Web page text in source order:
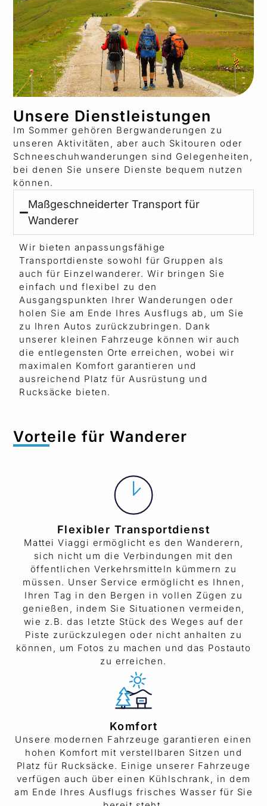
Unsere Dienstleistungen
Im Sommer gehören Bergwanderungen zu
unseren Aktivitäten, aber auch Skitouren oder
Schneeschuhwanderungen sind Gelegenheiten,
bei denen Sie unsere Dienste bequem nutzen
können.
Maßgeschneiderter Transport für
Wanderer
Wir bieten anpassungsfähige
Transportdienste sowohl für Gruppen als
auch für Einzelwanderer. Wir bringen Sie
einfach und flexibel zu den
Ausgangspunkten Ihrer Wanderungen oder
holen Sie am Ende Ihres Ausflugs ab, um Sie
zu Ihren Autos zurückzubringen. Dank
unserer kleinen Fahrzeuge können wir auch
die entlegensten Orte erreichen, wobei wir
maximalen Komfort garantieren und
ausreichend Platz für Ausrüstung und
Rucksäcke bieten.
Vorteile für Wanderer
Flexibler Transportdienst
Mattei Viaggi ermöglicht es den Wanderern,
sich nicht um die Verbindungen mit den
öffentlichen Verkehrsmitteln kümmern zu
müssen. Unser Service ermöglicht es Ihnen,
Ihren Tag in den Bergen in vollen Zügen zu
genießen, indem Sie Situationen vermeiden,
wie z.B. das letzte Stück des Weges auf der
Piste zurückzulegen oder nicht anhalten zu
können, um Fotos zu machen und das Postauto
zu erreichen.
Komfort
Unsere modernen Fahrzeuge garantieren einen
hohen Komfort mit verstellbaren Sitzen und
Platz für Rucksäcke. Einige unserer Fahrzeuge
verfügen auch über einen Kühlschrank, in dem
am Ende Ihres Ausflugs frisches Wasser für Sie